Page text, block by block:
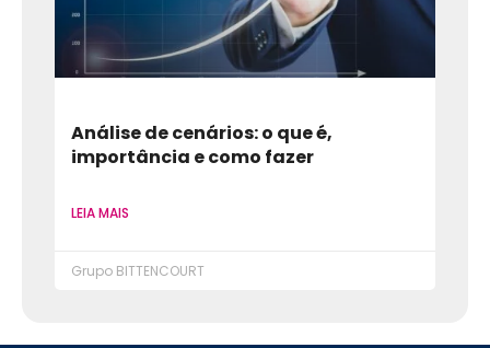
Análise de cenários: o que é,
importância e como fazer
LEIA MAIS
Grupo BITTENCOURT